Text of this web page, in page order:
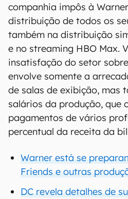
companhia impôs à
distribuição de todos os
também na distribuição
e no streaming HBO Max.
insatisfação do setor
envolve somente a
de salas de exibição, mas
salários da produção, que
pagamentos de vários
percentual da receita da
Warner está se
Friends e outras
DC revela detalhes de